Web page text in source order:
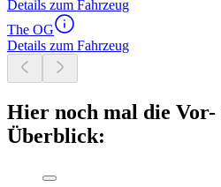
Details zum Fahrzeug
The OG
Details zum Fahrzeug
Hier noch mal die
Überblick: